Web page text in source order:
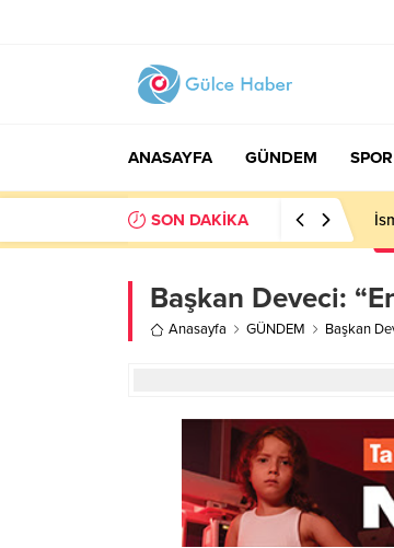
ANASAYFA GÜNDEM SPOR
SON DAKİKA
Başkan Deveci:
Anasayfa GÜNDEM Başkan